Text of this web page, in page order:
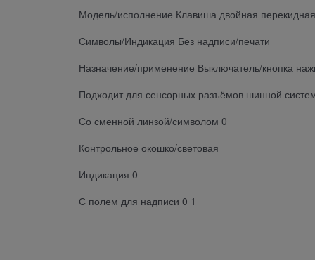
Модель/исполнение Клавиша двойная перекидная
Символы/Индикация Без надписи/печати
Назначение/применение Выключатель/кнопка
Подходит для сенсорных разъёмов шинной
Со сменной линзой/символом 0
Контрольное окошко/световая
Индикация 0
С полем для надписи 0 1